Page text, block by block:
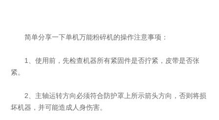
简单分享一下单机万能粉碎机的操作注意事项：
1、使用前，先检查机器所有紧固件是否拧紧，皮带是否张
紧。
2、主轴运转方向必须符合防护罩上所示箭头方向，否则将损
坏机器，并可能造成人身伤害。